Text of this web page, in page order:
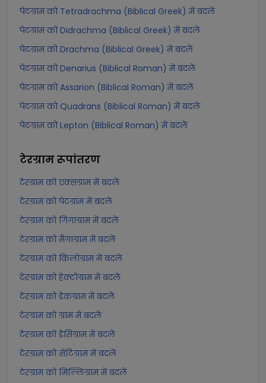
पेटग्राम को Tetradrachma (Biblical Greek) में बदलें
पेटग्राम को Didrachma (Biblical Greek) में बदलें
पेटग्राम को Drachma (Biblical Greek) में बदलें
पेटग्राम को Denarius (Biblical Roman) में बदलें
पेटग्राम को Assarion (Biblical Roman) में बदलें
पेटग्राम को Quadrans (Biblical Roman) में बदलें
पेटग्राम को Lepton (Biblical Roman) में बदलें
टेरग्रामरूपांतरण
टेरग्राम को एक्सग्राम में बदलें
टेरग्राम को पेटग्राम में बदलें
टेरग्राम को गिगाग्राम में बदलें
टेरग्राम को मैगाग्राम में बदलें
टेरग्राम को किलोग्राम में बदलें
टेरग्राम को हेक्टोग्राम में बदलें
टेरग्राम को डेकग्राम में बदलें
टेरग्राम को ग्राम में बदलें
टेरग्राम को डेसिग्राम में बदलें
टेरग्राम को सेंटिग्राम में बदलें
टेरग्राम को मिल्लिग्राम में बदलें